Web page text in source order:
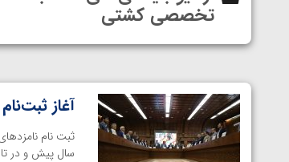
تخصصی کشتی
آغاز
ثبت نام
سال پیش و در تاریخ ۲۶ تیر ۱۳۹۸، علیرضا دبیر موفق شد با